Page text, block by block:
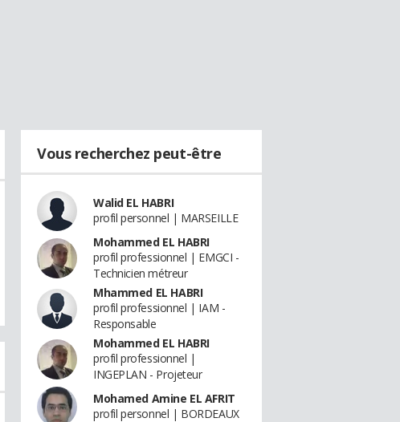
Vous recherchez peut-être
Walid EL HABRI
profil personnel | MARSEILLE
Mohammed EL HABRI
profil professionnel | EMGCI -
Technicien métreur
Mhammed EL HABRI
profil professionnel | IAM -
Responsable
Mohammed EL HABRI
profil professionnel |
INGEPLAN - Projeteur
Mohamed Amine EL AFRIT
profil personnel | BORDEAUX